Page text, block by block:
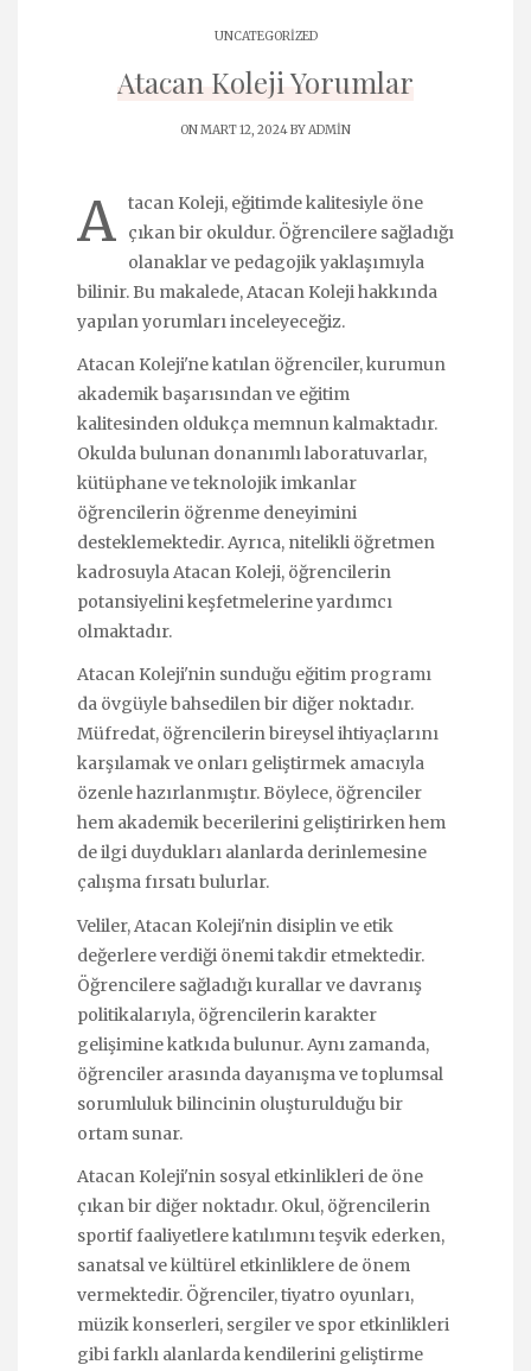
UNCATEGORIZED
Atacan Koleji Yorumlar
ON MART 12, 2024 BYADMIN
A tacan Koleji, eğitimde kalitesiyle öne
çıkan bir okuldur. Öğrencilere sağladığı
olanaklar ve pedagojik yaklaşımıyla
bilinir. Bu makalede, Atacan Koleji hakkında
yapılan yorumları inceleyeceğiz.
Atacan Koleji'ne katılan öğrenciler, kurumun
akademik başarısından ve eğitim
kalitesinden oldukça memnun kalmaktadır.
Okulda bulunan donanımlı laboratuvarlar,
kütüphane ve teknolojik imkanlar
öğrencilerin öğrenme deneyimini
desteklemektedir. Ayrıca, nitelikli öğretmen
kadrosuyla Atacan Koleji, öğrencilerin
potansiyelini keşfetmelerine yardımcı
olmaktadır.
Atacan Koleji'nin sunduğu eğitim programı
da övgüyle bahsedilen bir diğer noktadır.
Müfredat, öğrencilerin bireysel ihtiyaçlarını
karşılamak ve onları geliştirmek amacıyla
özenle hazırlanmıştır. Böylece, öğrenciler
hem akademik becerilerini geliştirirken hem
de ilgi duydukları alanlarda derinlemesine
çalışma fırsatı bulurlar.
Veliler, Atacan Koleji'nin disiplin ve etik
değerlere verdiği önemi takdir etmektedir.
Öğrencilere sağladığı kurallar ve davranış
politikalarıyla, öğrencilerin karakter
gelişimine katkıda bulunur. Aynı zamanda,
öğrenciler arasında dayanışma ve toplumsal
sorumluluk bilincinin oluşturulduğu bir
ortam sunar.
Atacan Koleji'nin sosyal etkinlikleri de öne
çıkan bir diğer noktadır. Okul, öğrencilerin
sportif faaliyetlere katılımını teşvik ederken,
sanatsal ve kültürel etkinliklere de önem
vermektedir. Öğrenciler, tiyatro oyunları,
müzik konserleri, sergiler ve spor etkinlikleri
gibi farklı alanlarda kendilerini geliştirme